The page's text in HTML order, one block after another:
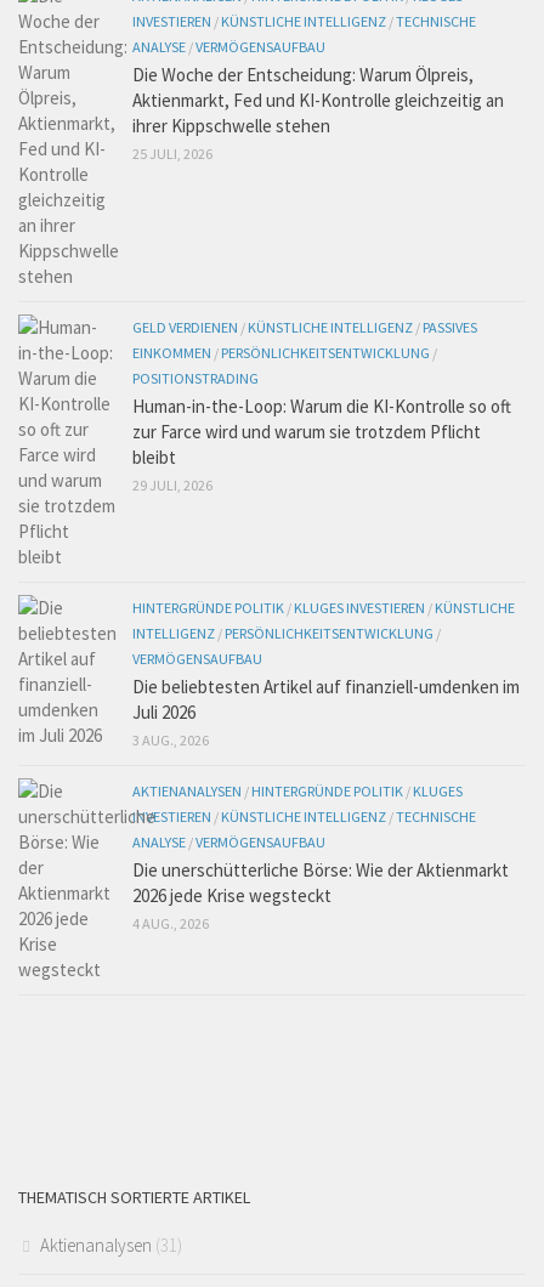
INVESTIEREN / KÜNSTLICHE INTELLIGENZ /TECHNISCHE
ANALYSE /VERMÖGENSAUFBAU
Die Woche der Entscheidung: Warum Ölpreis,
Aktienmarkt, Fed und KI-Kontrolle gleichzeitig an
ihrer Kippschwelle stehen
25 JULI, 2026
GELD VERDIENEN / KÜNSTLICHE INTELLIGENZ / PASSIVES
EINKOMMEN / PERSÖNLICHKEITSENTWICKLUNG /
POSITIONSTRADING
Human-in-the-Loop: Warum die KI-Kontrolle so oft
zur Farce wird und warum sie trotzdem Pflicht
bleibt
29 JULI, 2026
HINTERGRÜNDE POLITIK / KLUGES INVESTIEREN / KÜNSTLICHE
INTELLIGENZ / PERSÖNLICHKEITSENTWICKLUNG /
VERMÖGENSAUFBAU
Die beliebtesten Artikel auf finanziell-umdenken im
Juli 2026
3 AUG., 2026
AKTIENANALYSEN / HINTERGRÜNDE POLITIK / KLUGES
INVESTIEREN / KÜNSTLICHE INTELLIGENZ /TECHNISCHE
ANALYSE /VERMÖGENSAUFBAU
Die unerschütterliche Börse: Wie der Aktienmarkt
2026 jede Krise wegsteckt
4 AUG., 2026
THEMATISCH SORTIERTE ARTIKEL
Aktienanalysen (31)